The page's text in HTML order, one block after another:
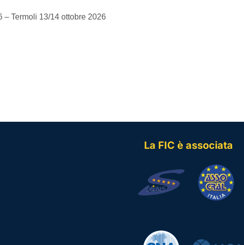
– Termoli 13/14 ottobre 2026
La FIC è associata